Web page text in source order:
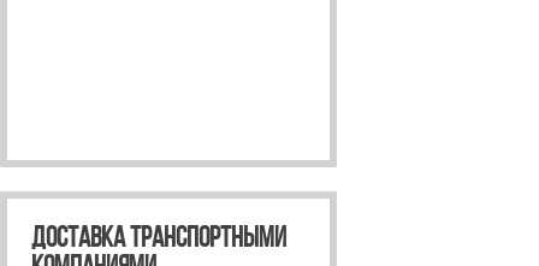
ДОСТАВКА ТРАНСПОРТНЫМИ